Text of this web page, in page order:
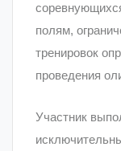
полям,
тренировок
проведения
Участник